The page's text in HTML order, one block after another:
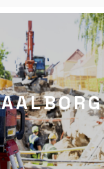
AALBORG